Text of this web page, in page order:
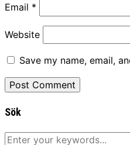
Email *
Website
Save my name, email,
Sök